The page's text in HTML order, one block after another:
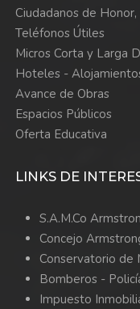
Ciudadanos de
Teléfonos Útiles
Micros Corta y Larga
Hoteles -
Avance de Obras
Espacios Públicos
Oferta Educativa
LINKS DE
S.A.M.Co
Concejo
Conservatorio de
Bomberos -
Impuesto